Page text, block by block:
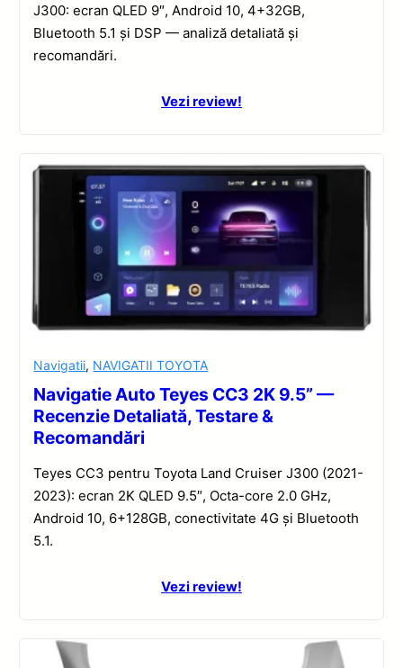
J300: ecran QLED 9″, Android 10, 4+32GB,
Bluetooth 5.1 și DSP — analiză detaliată și
recomandări.
Vezi review!
Navigatii, NAVIGATII TOYOTA
Navigatie Auto Teyes CC3 2K 9.5” —
Recenzie Detaliată, Testare &
Recomandări
Teyes CC3 pentru Toyota Land Cruiser J300 (2021-
2023): ecran 2K QLED 9.5″, Octa-core 2.0 GHz,
Android 10, 6+128GB, conectivitate 4G și Bluetooth
5.1.
Vezi review!